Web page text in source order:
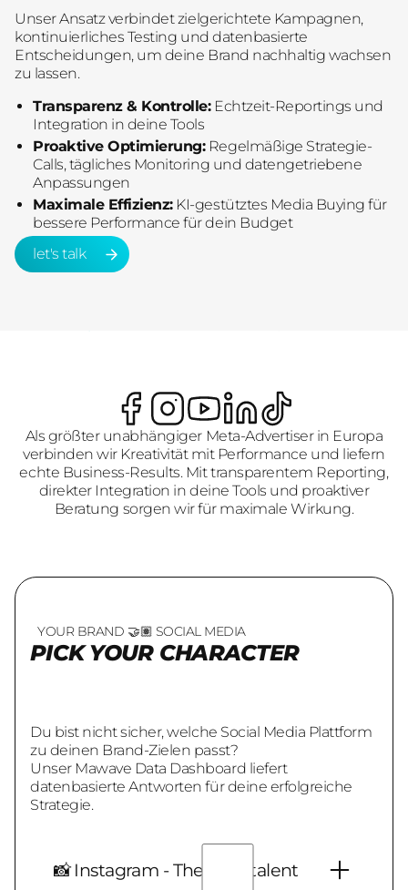
Unser Ansatz verbindet zielgerichtete Kampagnen,
kontinuierliches Testing und datenbasierte
Entscheidungen, um deine Brand nachhaltig wachsen
zu lassen.
Transparenz & Kontrolle:Echtzeit-Reportings und
Integration in deine Tools
Proaktive Optimierung:Regelmäßige Strategie-
Calls, tägliches Monitoring und datengetriebene
Anpassungen
Maximale Effizienz:KI-gestütztes Media Buying für
bessere Performance für dein Budget
let's talk
let's talk
Als größter unabhängiger Meta-Advertiser in Europa
verbinden wir Kreativität mit Performance und liefern
echte Business-Results. Mit transparentem Reporting,
direkter Integration in deine Tools und proaktiver
Beratung sorgen wir für maximale Wirkung.
YOUR BRAND 🤝🏽 SOCIAL MEDIA
PICK YOUR CHARACTER
Du bist nicht sicher, welche Social Media Plattform
zu deinen Brand-Zielen passt?
Unser Mawave Data Dashboard liefert
datenbasierte Antworten für deine erfolgreiche
Strategie.
📸 Instagram - The Multitalent